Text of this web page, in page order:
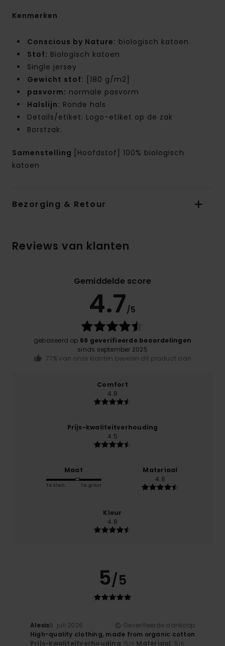
Kenmerken
Conscious by Nature: biologisch katoen
Stof: Biologisch katoen
Single jersey
Gewicht stof: [180 g/m2]
pasvorm: normale pasvorm
Halslijn: Ronde hals
Details/etiket: Logo-etiket op de zak
Borstzak.
Samenstelling
[Hoofdstof] 100% biologisch
katoen
Bezorging & Retour
Reviews van klanten
Gemiddelde score
4.7/5
gebaseerd op 69 geverifieerde beoordelingen
sinds september 2025
77% van onze klanten bevelen dit product aan
Comfort
4.8
Prijs-kwaliteitverhouding
4.5
Maat
Te klein Te groot
Materiaal
4.8
Kleur
4.8
5/5
Alexis9. juli 2026
Geverifieerde aankoop
High-quality clothing, made from organic cotton
Prijs-kwaliteitverhouding: 5 /5 Materiaal: 5/5